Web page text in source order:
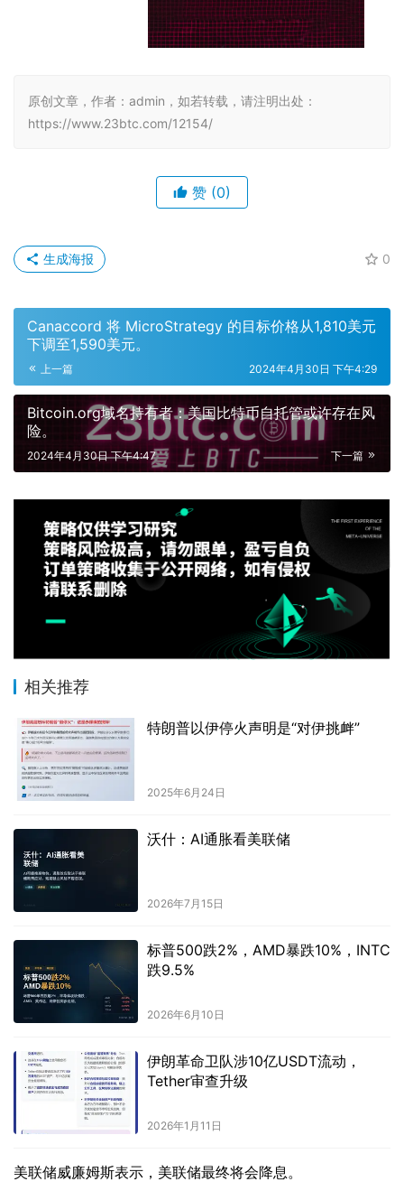
原创文章，作者：admin，如若转载，请注明出处：
https://www.23btc.com/12154/
赞 (0)
0
生成海报
Canaccord 将 MicroStrategy 的目标价格从1,810美元
下调至1,590美元。
上一篇 2024年4月30日 下午4:29
Bitcoin.org域名持有者：美国比特币自托管或许存在风
险。
下一篇
2024年4月30日 下午4:47
相关推荐
特朗普以伊停火声明是“对伊挑衅”
2025年6月24日
沃什：AI通胀看美联储
2026年7月15日
标普500跌2%，AMD暴跌10%，INTC
跌9.5%
2026年6月10日
伊朗革命卫队涉10亿USDT流动，
Tether审查升级
2026年1月11日
美联储威廉姆斯表示，美联储最终将会降息。